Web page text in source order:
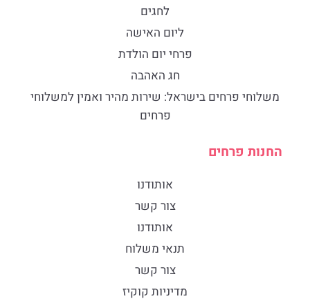
לחגים
ליום האישה
פרחי יום הולדת
חג האהבה
​משלוחי פרחים בישראל: שירות מהיר ואמין למשלוחי
פרחים
החנות פרחים
אותודנו
צור קשר
אותודנו
תנאי משלוח
צור קשר
מדיניות קוקיז